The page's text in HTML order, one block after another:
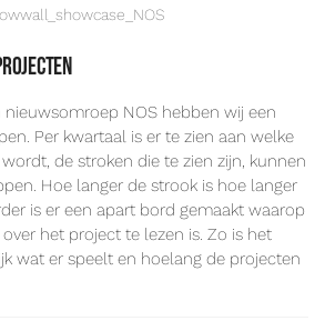
NOS hebben wij een
Per kwartaal is er te zien aan welke
de stroken die te zien zijn, kunnen
Hoe langer de strook is hoe langer
is er een apart bord gemaakt waarop
het project te lezen is. Zo is het
wat er speelt en hoelang de projecten